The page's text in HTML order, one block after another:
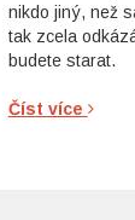
nikdo jiný, než
tak zcela
budete starat.
Číst více